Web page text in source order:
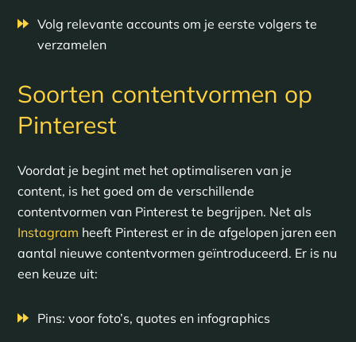
Volg relevante accounts om je eerste volgers te
verzamelen
Soorten contentvormen op
Pinterest
Voordat je begint met het optimaliseren van je
content, is het goed om de verschillende
contentvormen van Pinterest te begrijpen. Net als
Instagram heeft Pinterest er in de afgelopen jaren een
aantal nieuwe contentvormen geïntroduceerd. Er is nu
een keuze uit:
Pins: voor foto’s, quotes en infographics